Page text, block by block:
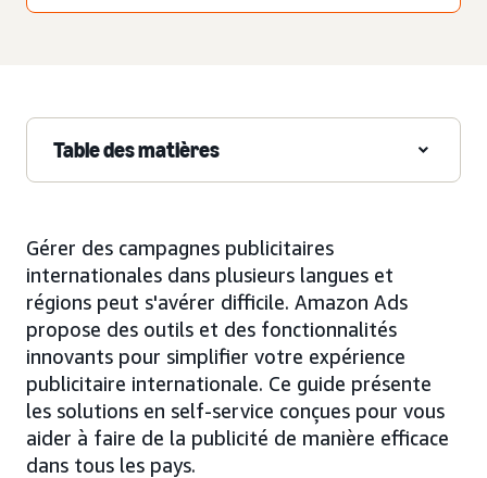
Table des matières
Gérer des campagnes publicitaires
internationales dans plusieurs langues et
régions peut s'avérer difficile. Amazon Ads
propose des outils et des fonctionnalités
innovants pour simplifier votre expérience
publicitaire internationale. Ce guide présente
les solutions en self-service conçues pour vous
aider à faire de la publicité de manière efficace
dans tous les pays.